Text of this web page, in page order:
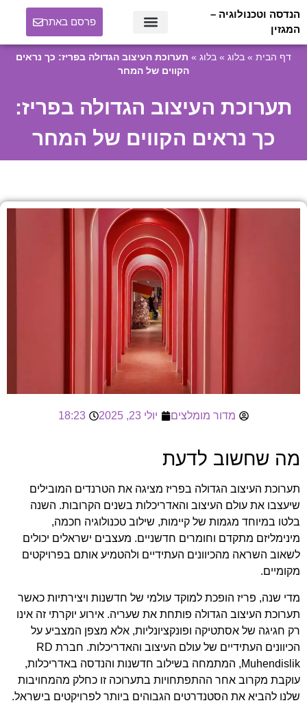
הנדסה וטכנולוגיה –
המגזין
פרסם באתר
דף הבית » בלוג » בלוג » תערוכת העיצוב הגדולה בפריז: כך נראים
הקווים של המחר
תערוכת העיצוב הגדולה בפריז:
כך נראים הקווים של המחר
מדור מומלצים יולי 23, 2025 18:23
מה שחשוב לדעת
תערוכת העיצוב הגדולה בפריז מציגה את הטרנדים המובילים
שיעצבו את עולם העיצוב והאדריכלות בשנים הקרובות. השנה
בלטו במיוחד מגמות של קיימות, שילוב טכנולוגיה חכמה,
מינימליזם מתקדם וחומרים חדשניים. מעצבים ישראלים יכולים
לשאוב השראה מהכיוונים העתידיים ולהטמיע אותם בפרויקטים
מקומיים.
מדי שנה, פריז הופכת למוקד עולמי של חדשנות ויצירתיות כאשר
תערוכת העיצוב הגדולה פותחת את שעריה. אירוע יוקרתי זה אינו
רק חגיגה של אסתטיקה ופונקציונליות, אלא מצפן המצביע על
הכיוונים העתידיים של עולם העיצוב והאדריכלות. חברת RD
Muhendislik, המתמחה בשילוב חדשנות והנדסה באדריכלות,
עוקבת מקרוב אחר ההתפתחויות בתערוכה זו כחלק מהמחויבות
שלנו להביא את הסטנדרטים הגבוהים ביותר לפרויקטים בישראל.